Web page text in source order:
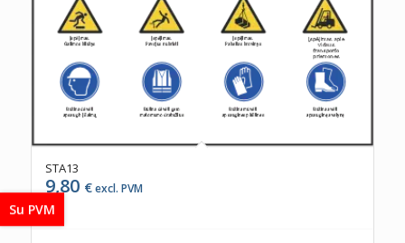
STA13
9,80 €excl. PVM
Su PVM